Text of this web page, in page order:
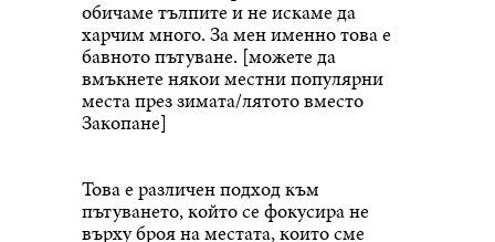
обичаме тълпите и не искаме да
харчим много. За мен именно това е
бавното пътуване. [можете да
вмъкнете някои местни популярни
места през зимата/лятото вместо
Закопане]
Това е различен подход към
пътуването, който се фокусира не
върху броя на местата, които сме